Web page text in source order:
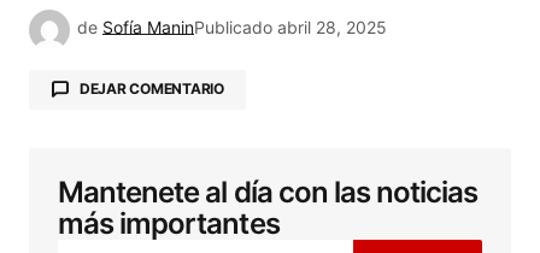
de Sofía ManinPublicado abril 28, 2025
DEJAR COMENTARIO
Tu dirección de correo electrónico no será
publicada. Los campos obligatorios están
marcados con *
Mantenete al día con las noticias
más importantes